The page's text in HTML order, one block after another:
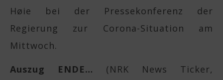
Høie bei der Pressekonferenz der
Regierung zur Corona-Situation am
Mittwoch.
Auszug ENDE… (NRK News Ticker,